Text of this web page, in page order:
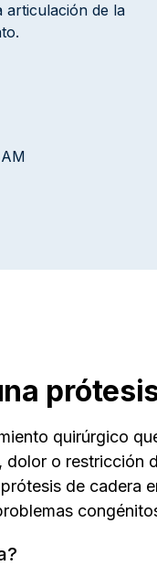
articulación de la
quirúrgico
dolor o restricción
de cadera